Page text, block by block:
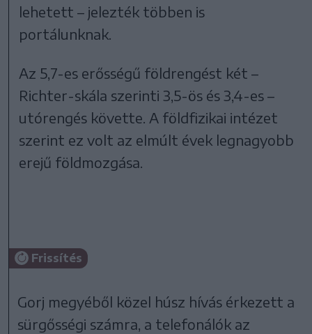
lehetett – jelezték többen is
portálunknak.
Az 5,7-es erősségű földrengést két –
Richter-skála szerinti 3,5-ös és 3,4-es –
utórengés követte. A földfizikai intézet
szerint ez volt az elmúlt évek legnagyobb
erejű földmozgása.
Frissítés
Gorj megyéből közel húsz hívás érkezett a
sürgősségi számra, a telefonálók az